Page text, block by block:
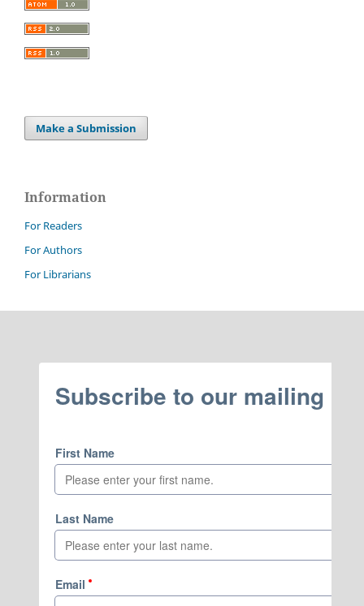
Make a Submission
Information
For Readers
For Authors
For Librarians